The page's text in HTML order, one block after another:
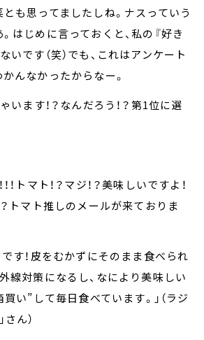
も思ってましたしね。ナスっていう
はじめに言っておくと、私の『好き
いです（笑）でも、これはアンケート
んなかったからなー。
います！？なんだろう！？第1位に選
！トマト！？マジ！？美味しいですよ！
？トマト推しのメールが来ておりま
です！皮をむかずにそのまま食べられ
線対策になるし、なにより美味しい
い”して毎日食べています。」（ラジ
ん）